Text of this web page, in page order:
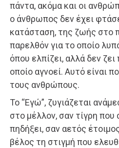
πάντα, ακόμα και οι
ο άνθρωπος δεν έχει
κατάσταση, της ζωής στο
παρελθόν για το οποίο
όπου ελπίζει, αλλά δεν
οποίο αγνοεί. Αυτό είναι
τους ανθρώπους.
Το “Εγώ”, ζυγιάζεται
στο μέλλον, σαν τίγρη που
πηδήξει, σαν αετός
βέλος τη στιγμή που